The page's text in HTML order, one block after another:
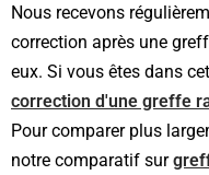
Nous recevons
correction après une
eux. Si vous êtes dans
correction d'une greffe
Pour comparer plus
notre comparatif sur